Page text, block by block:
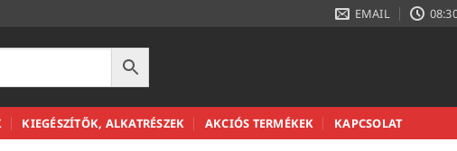
EMAIL
KIEGÉSZÍTŐK, ALKATRÉSZEK AKCIÓS TERMÉKEK KAPCSOLAT